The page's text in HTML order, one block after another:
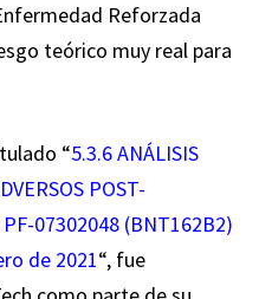
Reforzada
teórico muy real para
“5.3.6 ANÁLISIS
POST-
07302048 (BNT162B2)
de 2021“, fue